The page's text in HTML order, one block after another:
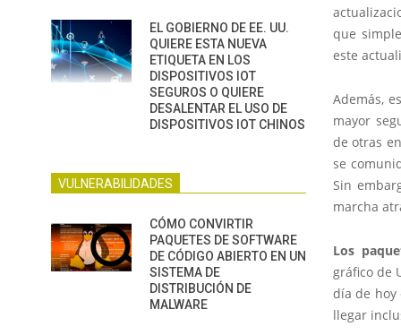
que
este
Además,
mayor
de otras
se
Sin
marcha
Los
gráfico de
día de hoy
llegar
EL GOBIERNO DE EE. UU.
QUIERE ESTA NUEVA
ETIQUETA EN LOS
DISPOSITIVOS IOT
SEGUROS O QUIERE
DESALENTAR EL USO DE
DISPOSITIVOS IOT CHINOS
VULNERABILIDADES
CÓMO CONVIRTIR
PAQUETES DE SOFTWARE
DE CÓDIGO ABIERTO EN UN
SISTEMA DE
DISTRIBUCIÓN DE
MALWARE